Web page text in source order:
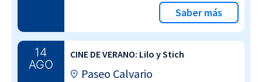
Saber más
14
AGO
CINE DE VERANO: Lilo y Stich
Paseo Calvario